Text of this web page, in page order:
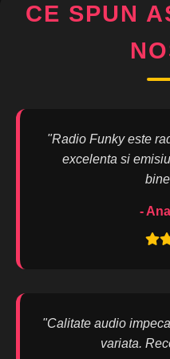
CE SPUN
"Radio Funky este
excelenta si
-
"Calitate audio
variata.